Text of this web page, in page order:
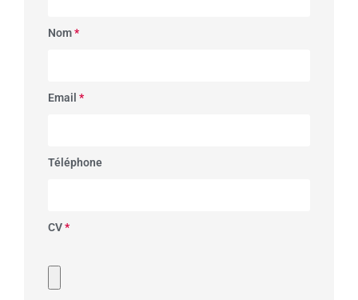
Nom*
Email *
Téléphone
CV*